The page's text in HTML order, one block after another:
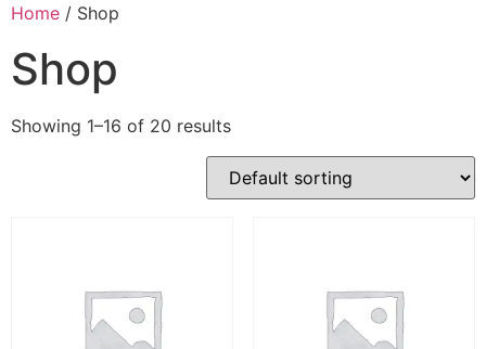
Home / Shop
Shop
Showing 1–16 of 20 results